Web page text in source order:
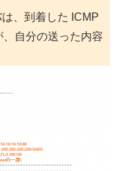
、到着した ICMP
自分の送った内容